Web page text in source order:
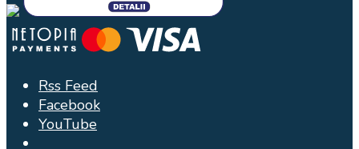
Rss Feed
Facebook
YouTube